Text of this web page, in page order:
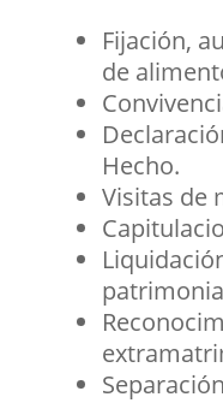
Fijación,
de
Hecho.
Visitas de